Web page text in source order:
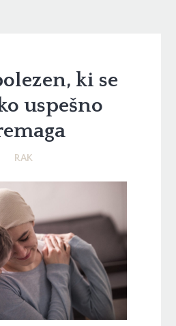
ki se
uspešno
RAK